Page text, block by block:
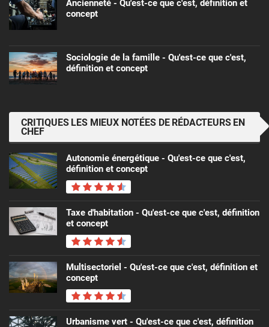
Ancienneté - Qu'est-ce que c'est, définition et
concept
Sociologie de la famille - Qu'est-ce que c'est,
définition et concept
CRITIQUES LES MIEUX NOTÉES DE RÉDACTEURS EN
CHEF
Autonomie énergétique - Qu'est-ce que c'est,
définition et concept
Taxe d'habitation - Qu'est-ce que c'est, définition
et concept
Multisectoriel - Qu'est-ce que c'est, définition et
concept
Urbanisme vert - Qu'est-ce que c'est, définition